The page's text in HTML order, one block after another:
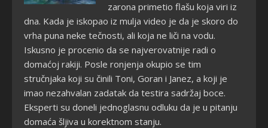
zarona primetio flašu koja viri iz
dna. Kada je iskopao iz mulja video je da je skoro do
vrha puna neke tečnosti, ali koja ne liči na vodu.
Iskusno je procenio da se najverovatnije radi o
domaćoj rakiji. Posle ronjenja okupio se tim
stručnjaka koji su činili Toni, Goran i Janez, a koji je
imao nezahvalan zadatak da testira sadržaj boce.
Eksperti su doneli jednoglasnu odluku da je u pitanju
domaća šljiva u korektnom stanju.